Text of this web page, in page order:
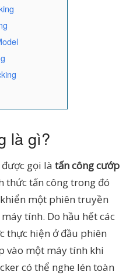
là gì?
gọi là tấn công cướp
thức tấn công trong đó
một phiên truyền
tính. Do hầu hết các
thực hiện ở đầu phiên
vào một máy tính khi
có thể nghe lén toàn